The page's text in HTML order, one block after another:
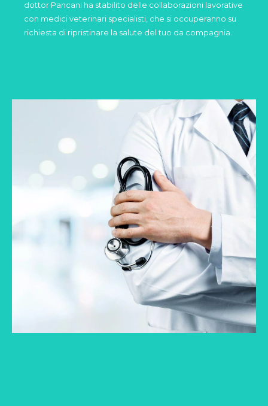
dottor Pancani ha stabilito delle collaborazioni lavorative
con medici veterinari specialisti, che si occuperanno su
richiesta di ripristinare la salute del tuo da compagnia.